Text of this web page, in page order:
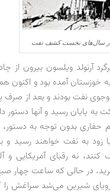
سال‌های نخست کشف نفت
به نام سرگرد آرنولد ویلسون
خوزستان آمده بود و اکنون
نفت بودند و بعد از صرف
پایان رسید و آنها دستور
حفاری بدون توجه به
به نفت خواهند رسید و
کنند، نه رقبای آمریکایی و
در حالی که ساعت چهار
شیرین می‌شد سراغش